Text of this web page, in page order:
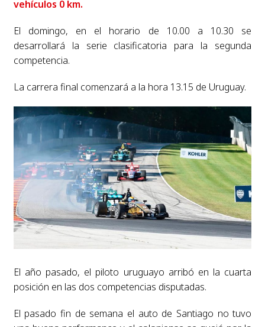
vehículos 0 km.
El domingo, en el horario de 10.00 a 10.30 se
desarrollará la serie clasificatoria para la segunda
competencia.
La carrera final comenzará a la hora 13.15 de Uruguay.
El año pasado, el piloto uruguayo arribó en la cuarta
posición en las dos competencias disputadas.
El pasado fin de semana el auto de Santiago no tuvo